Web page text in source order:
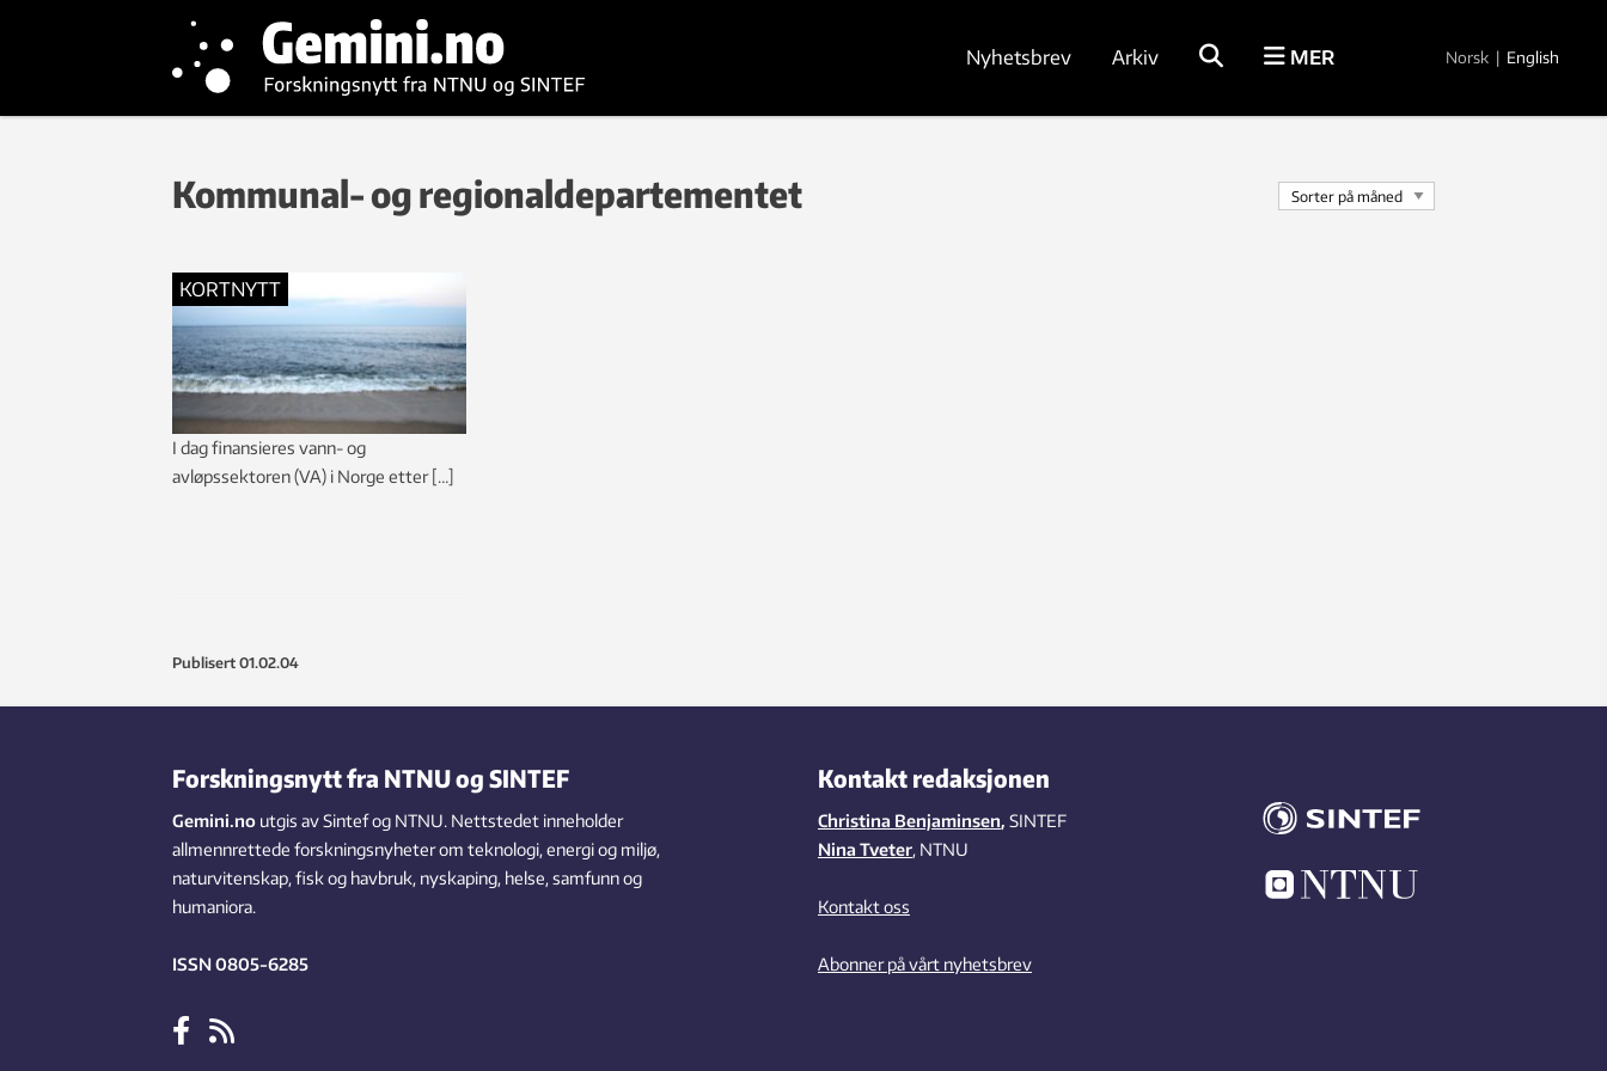
Nyhetsbrev Arkiv MER Norsk | English
Kommunal- og regionaldepartementet
KORTNYTT
I dag finansieres vann- og
avløpssektoren (VA) i Norge etter […]
Publisert 01.02.04
Forskningsnytt fra NTNU og SINTEF
Gemini.no utgis av Sintef og NTNU. Nettstedet inneholder
allmennrettede forskningsnyheter om teknologi, energi og miljø,
naturvitenskap, fisk og havbruk, nyskaping, helse, samfunn og
humaniora.
ISSN 0805-6285
Kontakt redaksjonen
Christina Benjaminsen, SINTEF
Nina Tveter, NTNU
Kontakt oss
Abonner på vårt nyhetsbrev